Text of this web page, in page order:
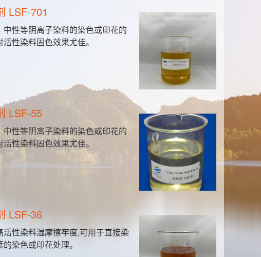
LSF-701
中性等阴离子染料的染色或印花的
性染料固色效果尤佳。
LSF-55
中性等阴离子染料的染色或印花的
性染料固色效果尤佳。
LSF-36
活性染料湿摩擦牢度,可用于直接染
染色或印花处理。
阴
新